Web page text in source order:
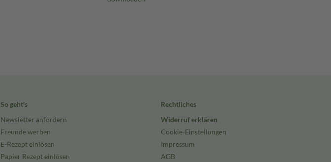
So geht's
Newsletter anfordern
Freunde werben
E-Rezept einlösen
Papier Rezept einlösen
Rechtliches
Widerruf erklären
Cookie-Einstellungen
Impressum
AGB